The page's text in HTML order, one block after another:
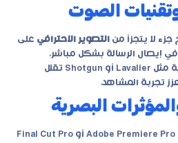
الصوت
لا يتجزأ من التصوير الاحترافي على
الميكروفونات الخارجية مثل Lavalier أو Shotgun تقلل
تجربة المشاهد.
البصرية
البرامج الاحترافية مثل Adobe Premiere Pro أو Final Cut Pro